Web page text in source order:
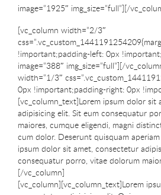
image=”1925″ img_size=”full”][/
[vc_column width=”2/3″
!important;padding-left: 0px
image=”388″ img_size=”full”][/
width=”1/3″
0px !important;padding-right: 0px
[vc_column_text]Lorem ipsum dolor sit
adipisicing elit. Sit eum consequatur
maiores, cumque eligendi, magni
cum dolor. Deserunt quisquam
ipsum dolor sit amet, consectetur
consequatur porro, vitae dolorum
[/vc_column]
[vc_column][vc_column_text]Lorem